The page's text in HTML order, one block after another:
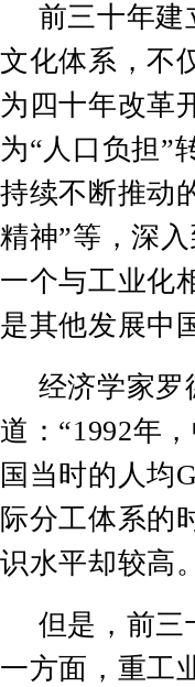
前三十年建
文化体系，不
为四十年改革
为“人口负担”
持续不断推动
精神”等，深
一个与工业化
是其他发展中
经济学家罗
道： “1992年
国当时的人均
际分工体系的
识水平却较高。
但是，前三
一方面，重工